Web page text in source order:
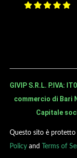
GIVIP S.R.L. P.IVA:
commercio di Bari
Capitale
Questo sito è protetto
Policy and Terms of